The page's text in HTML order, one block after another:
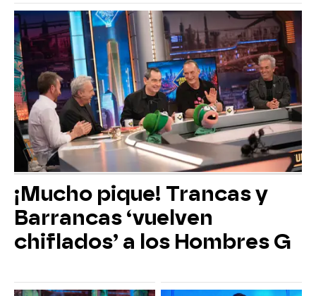
¡Mucho pique! Trancas y
Barrancas ‘vuelven
chiflados’ a los Hombres G